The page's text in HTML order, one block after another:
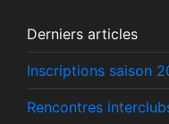
Derniers articles
Inscriptions saison
Rencontres